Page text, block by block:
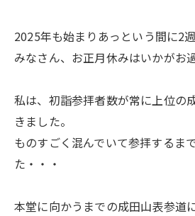
2025年も始まりあっという間に2
みなさん、お正月休みはいかがお
私は、初詣参拝者数が常に上位の
きました。
ものすごく混んでいて参拝するま
た・・・
本堂に向かうまでの成田山表参道